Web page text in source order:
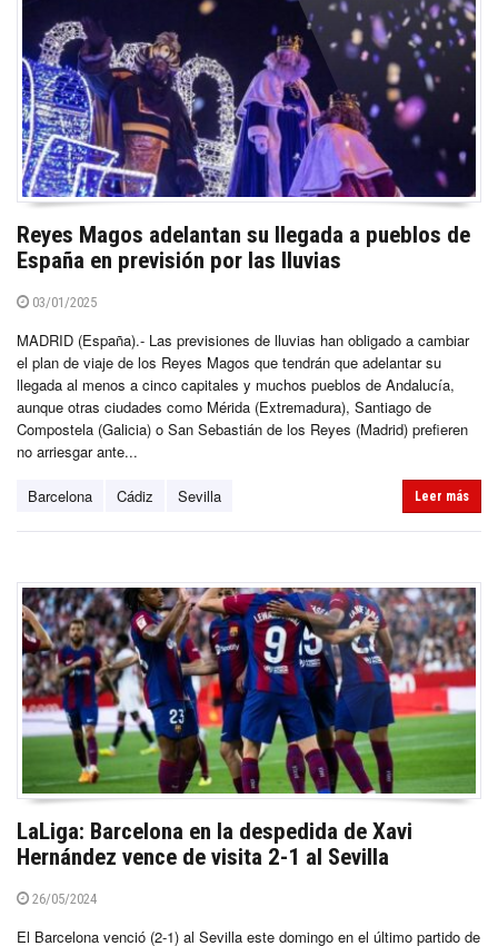
Reyes Magos adelantan su llegada a pueblos de
España en previsión por las lluvias
03/01/2025
MADRID (España).- Las previsiones de lluvias han obligado a cambiar
el plan de viaje de los Reyes Magos que tendrán que adelantar su
llegada al menos a cinco capitales y muchos pueblos de Andalucía,
aunque otras ciudades como Mérida (Extremadura), Santiago de
Compostela (Galicia) o San Sebastián de los Reyes (Madrid) prefieren
no arriesgar ante...
Barcelona Cádiz Sevilla Leer más
LaLiga: Barcelona en la despedida de Xavi
Hernández vence de visita 2-1 al Sevilla
26/05/2024
El Barcelona venció (2-1) al Sevilla este domingo en el último partido de